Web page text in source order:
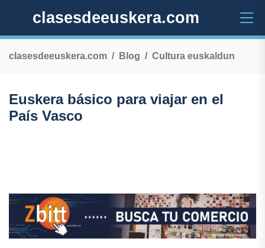
clasesdeeuskera.com
clasesdeeuskera.com Blog Cultura euskaldun
Euskera básico para viajar en el
País Vasco